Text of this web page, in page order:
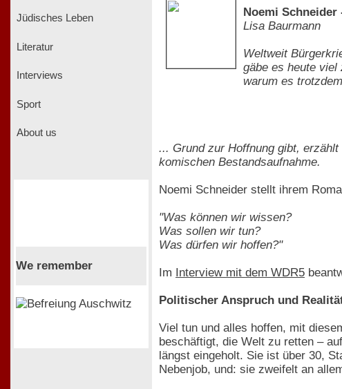
Jüdisches Leben
Literatur
Interviews
Sport
About us
We remember
Noemi
Lisa Baurmann
Weltweit
gäbe es heute viel
warum es
... Grund zur Hoffnung gibt,
komischen Bestandsaufnahme.
Noemi Schneider stellt ihrem
"Was können wir wissen?
Was sollen wir tun?
Was dürfen wir hoffen?"
Im Interview mit dem WDR5
Politischer Anspruch und
Viel tun und alles hoffen, mit
beschäftigt, die Welt zu retten –
längst eingeholt. Sie ist über 30,
Nebenjob, und: sie zweifelt an